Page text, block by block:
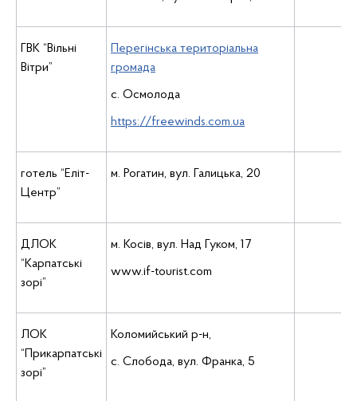
ГВК “Вільні
Вітри”
Перегінська територіальна
громада
с. Осмолода
https://freewinds.com.ua
готель “Еліт-
Центр”
м. Рогатин, вул. Галицька, 20
ДЛОК
“Карпатські
зорі”
м. Косів, вул. Над Гуком, 17
www.if-tourist.com
ЛОК
“Прикарпатські
зорі”
Коломийський р-н,
с. Слобода, вул. Франка, 5